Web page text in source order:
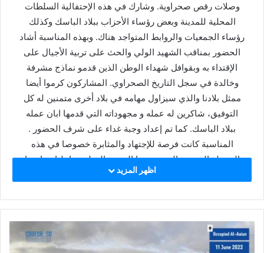
وصلات رقص صحراوية. وشارك في هذه الإحتفالية السلطات
المحلية للمدينة وبعض رؤساء الأحزاب ببلاد الباسك وكذلك
رؤساء الجمعيات والروابط المتواجد هناك. وبهذه المناسبة أشاد
الحضور بمناقب الشهيد الولي والحث على تربية الأجيال على
الإقتداء به وبقوافل شهداء الوطن الذين قدمو نماذج مشرفة
وخالدة في سجل التاريخ الصحراوي. المشاركون كرموا أيضا
ممثل بلادنا والذي سيزاول مهامه في بلاد أخرى متمنين له كل
التوفيق، شاكرين له عمله و مجهوداته التي قدمها ابان عمله
ببلاد الباسك. كما تم إعداد وجبة غداء على شرف الحضور .
المناسبة كانت فرصة للإجتهاد والمثابرة خصوصا في هذه
المرحلة العويصة التي تمر بها القضية الوطنية داخليا وخارجيا
أين تعتبر مساهمة الجالية الصحراوية في التحسيس بالقضية
مشغل
الفيديو
اظهر المزيد